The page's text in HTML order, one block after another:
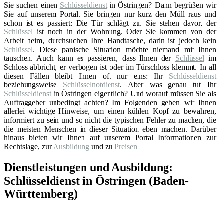
Sie suchen einen Schlüsseldienstin Östringen? Dann begrüßen wir
Sie auf unserem Portal. Sie bringen nur kurz den Müll raus und
schon ist es passiert: Die Tür schlägt zu, Sie stehen davor, der
Schlüssel ist noch in der Wohnung. Oder Sie kommen von der
Arbeit heim, durchsuchen Ihre Handtasche, darin ist jedoch kein
Schlüssel. Diese panische Situation möchte niemand mit Ihnen
tauschen. Auch kann es passieren, dass Ihnen der Schlüssel im
Schloss abbricht, er verbogen ist oder im Türschloss klemmt. In all
diesen Fällen bleibt Ihnen oft nur eins: Ihr Schlüsseldienst
beziehungsweise Schlüsselnotdienst. Aber was genau tut Ihr
Schlüsseldienst in Östringen eigentlich? Und worauf müssen Sie als
Auftraggeber unbedingt achten? Im Folgenden geben wir Ihnen
allerlei wichtige Hinweise, um einen kühlen Kopf zu bewahren,
informiert zu sein und so nicht die typischen Fehler zu machen, die
die meisten Menschen in dieser Situation eben machen. Darüber
hinaus bieten wir Ihnen auf unserem Portal Informationen zur
Rechtslage, zurAusbildung und zu Preisen.
Dienstleistungen und Ausbildung:
Schlüsseldienst in Östringen (Baden-
Württemberg)